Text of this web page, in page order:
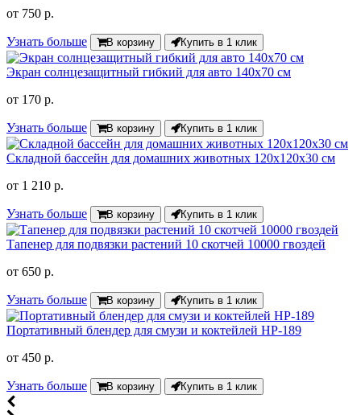
от 750 р.
Узнать больше В корзину Купить в 1 клик
Экран солнцезащитный гибкий для авто 140x70 см
от 170 р.
Узнать больше В корзину Купить в 1 клик
Складной бассейн для домашних животных 120х120х30 см
от 1 210 р.
Узнать больше В корзину Купить в 1 клик
Тапенер для подвязки растений 10 скотчей 10000 гвоздей
от 650 р.
Узнать больше В корзину Купить в 1 клик
Портативный блендер для смузи и коктейлей HP-189
от 450 р.
Узнать больше В корзину Купить в 1 клик